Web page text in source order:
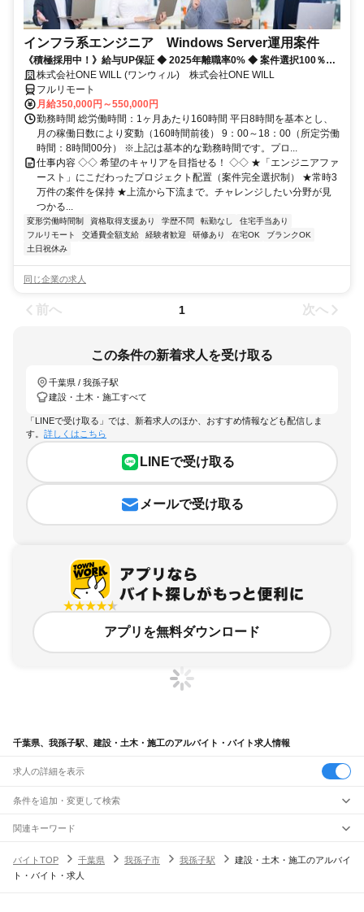
インフラ系エンジニア Windows Server運用案件
《積極採用中！》給与UP保証 ◆ 2025年離職率0% ◆ 案件選択100％！
◆ 平均残業7時間！
株式会社ONE WILL (ワンウィル) 株式会社ONE WILL
フルリモート
月給350,000円～550,000円
勤務時間 総労働時間：1ヶ月あたり160時間 平日8時間を基本とし、
月の稼働日数により変動（160時間前後） 9：00～18：00（所定労働
時間：8時間00分） ※上記は基本的な勤務時間です。プロ...
仕事内容 ◇◇ 希望のキャリアを目指せる！ ◇◇ ★「エンジニアファ
ースト」にこだわったプロジェクト配置（案件完全選択制） ★常時3
万件の案件を保持 ★上流から下流まで。チャレンジしたい分野が見
つかる...
変形労働時間制 資格取得支援あり 学歴不問 転勤なし
住宅手当あり
フルリモート
交通費全額支給 経験者歓迎 研修あり 在宅OK
ブランクOK
土日祝休み
同じ企業の求人
前へ 1 次へ
この条件の新着求人を受け取る
千葉県 / 我孫子駅
建設・土木・施工すべて
「LINEで受け取る」では、新着求人のほか、おすすめ情報なども配信しま
す。 詳しくはこちら
LINEで受け取る
メールで受け取る
アプリを無料ダウンロード
千葉県、我孫子駅、建設・土木・施工のアルバイト・バイト求人情報
求人の詳細を表示
条件を追加・変更して検索
市区町村を追加・変更
千葉県すべて
千葉市 すべて
駅を追加・変更
職種を追加・変更
関連キーワード
バイトTOP
千葉県 我孫子市 我孫子駅
建設・土木・施工のアルバイ
ト・バイト・求人